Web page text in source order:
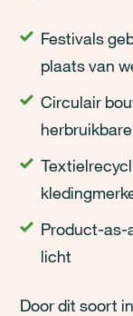
Festivals
plaats van
Circulair
Product-as-
licht
Door dit soort